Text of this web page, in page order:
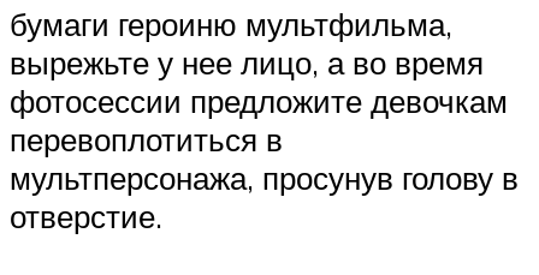
бумаги героиню мультфильма,
вырежьте у нее лицо, а во время
фотосессии предложите девочкам
перевоплотиться в
мультперсонажа, просунув голову в
отверстие.